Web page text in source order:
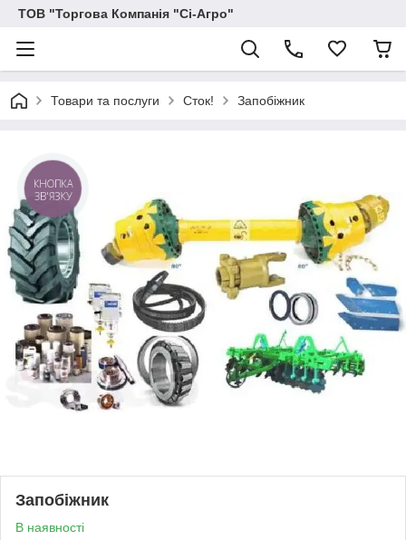
ТОВ "Торгова Компанія "Сі-Агро"
Товари та послуги Сток! Запобіжник
Запобіжник
В наявності
КНОПКА
ЗВ'ЯЗКУ